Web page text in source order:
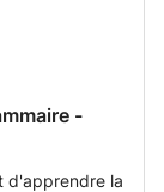
lecture et
-
d'apprendre la